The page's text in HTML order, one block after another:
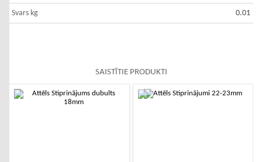
Svars kg 0.01
SAISTĪTIE PRODUKTI